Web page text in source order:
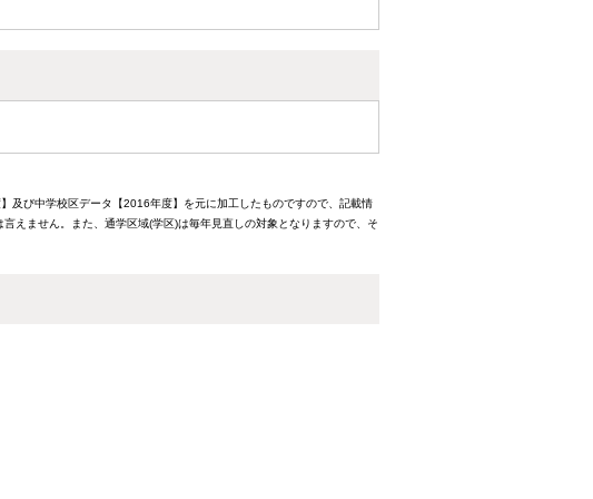
及び中学校区データ【2016年度】を元に加工したものですので、記載情
えません。また、通学区域(学区)は毎年見直しの対象となりますので、そ